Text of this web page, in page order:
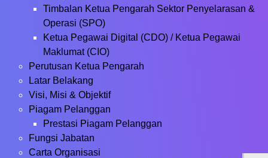
Timbalan Ketua Pengarah Sektor Penyelarasan &
Operasi (SPO)
Ketua Pegawai Digital (CDO) / Ketua Pegawai
Maklumat (CIO)
Perutusan Ketua Pengarah
Latar Belakang
Visi, Misi & Objektif
Piagam Pelanggan
Prestasi Piagam Pelanggan
Fungsi Jabatan
Carta Organisasi